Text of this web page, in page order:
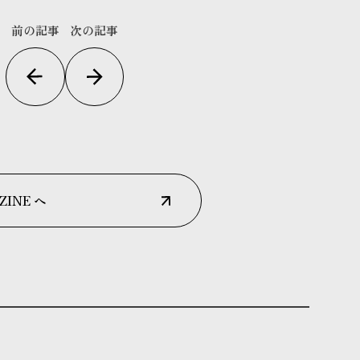
前の記事 次の記事
へ